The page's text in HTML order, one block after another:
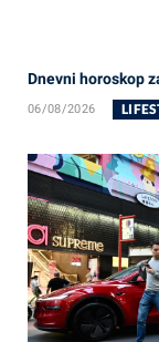
Dnevni horoskop
06/08/2026